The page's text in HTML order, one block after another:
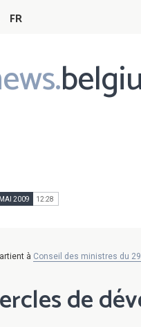
FR
2009 12:28
à Conseil des ministres du
de